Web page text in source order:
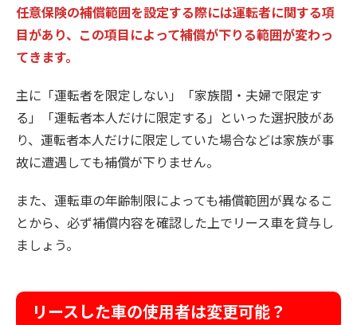
任意保険の補償範囲を設定する際には運転者に関する項
目があり、この項目によって補償が下りる範囲が変わっ
てきます。
主に「運転者を限定しない」「家族間・夫婦で限定す
る」「運転者本人だけに限定する」といった選択肢があ
り、運転者本人だけに限定していた場合などは家族が事
故に遭遇しても補償が下りません。
また、運転車の年齢制限によっても補償範囲が異なるこ
とから、必ず補償内容を確認した上でリース車を貸与し
ましょう。
リースした車の使用者は変更可能？